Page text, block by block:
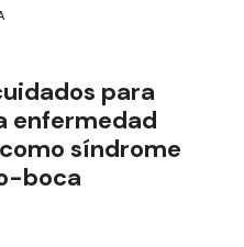
para
enfermedad
síndrome
boca